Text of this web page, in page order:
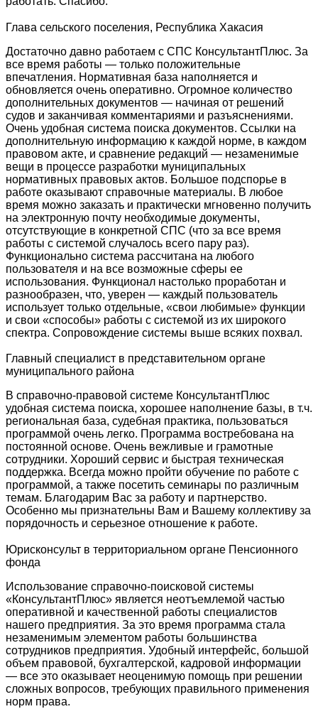
Глава сельского поселения, Республика Хакасия
Достаточно давно работаем с СПС КонсультантПлюс. За
все время работы — только положительные
впечатления. Нормативная база наполняется и
обновляется очень оперативно. Огромное количество
дополнительных документов — начиная от решений
судов и заканчивая комментариями и разъяснениями.
Очень удобная система поиска документов. Ссылки на
дополнительную информацию к каждой норме, в каждом
правовом акте, и сравнение редакций — незаменимые
вещи в процессе разработки муниципальных
нормативных правовых актов. Большое подспорье в
работе оказывают справочные материалы. В любое
время можно заказать и практически мгновенно получить
на электронную почту необходимые документы,
отсутствующие в конкретной СПС (что за все время
работы с системой случалось всего пару раз).
Функционально система рассчитана на любого
пользователя и на все возможные сферы ее
использования. Функционал настолько проработан и
разнообразен, что, уверен — каждый пользователь
использует только отдельные, «свои любимые» функции
и свои «способы» работы с системой из их широкого
спектра. Сопровождение системы выше всяких похвал.
Главный специалист в представительном органе
муниципального района
В справочно-правовой системе КонсультантПлюс
удобная система поиска, хорошее наполнение базы, в т.ч.
региональная база, судебная практика, пользоваться
программой очень легко. Программа востребована на
постоянной основе. Очень вежливые и грамотные
сотрудники. Хороший сервис и быстрая техническая
поддержка. Всегда можно пройти обучение по работе с
программой, а также посетить семинары по различным
темам. Благодарим Вас за работу и партнерство.
Особенно мы признательны Вам и Вашему коллективу за
порядочность и серьезное отношение к работе.
Юрисконсульт в территориальном органе Пенсионного
фонда
Использование справочно-поисковой системы
«КонсультантПлюс» является неотъемлемой частью
оперативной и качественной работы специалистов
нашего предприятия. За это время программа стала
незаменимым элементом работы большинства
сотрудников предприятия. Удобный интерфейс, большой
объем правовой, бухгалтерской, кадровой информации
— все это оказывает неоценимую помощь при решении
сложных вопросов, требующих правильного применения
норм права.